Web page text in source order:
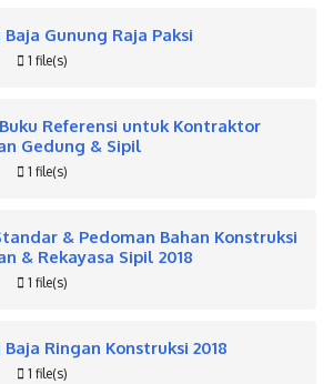
Gunung Raja Paksi
1 file(s)
Referensi untuk Kontraktor
Gedung & Sipil
1 file(s)
& Pedoman Bahan Konstruksi
& Rekayasa Sipil 2018
1 file(s)
Ringan Konstruksi 2018
1 file(s)